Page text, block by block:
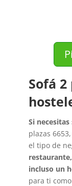
Sofá 2
Si
plazas 6653,
el tipo de
incluso un
para ti